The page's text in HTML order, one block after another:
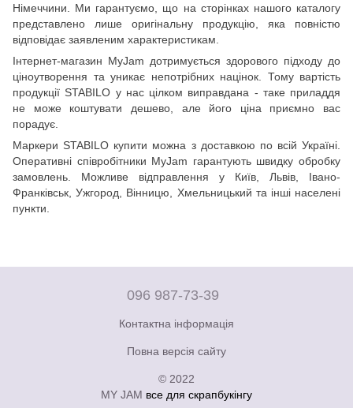
Німеччини. Ми гарантуємо, що на сторінках нашого каталогу
представлено лише оригінальну продукцію, яка повністю
відповідає заявленим характеристикам.
Інтернет-магазин MyJam дотримується здорового підходу до
ціноутворення та уникає непотрібних націнок. Тому вартість
продукції STABILO у нас цілком виправдана - таке приладдя
не може коштувати дешево, але його ціна приємно вас
порадує.
Маркери STABILO купити можна з доставкою по всій Україні.
Оперативні співробітники MyJam гарантують швидку обробку
замовлень. Можливе відправлення у Київ, Львів, Івано-
Франківськ, Ужгород, Вінницю, Хмельницький та інші населені
пункти.
096 987-73-39
Контактна інформація
Повна версія сайту
© 2022
MY JAM все для скрапбукінгу